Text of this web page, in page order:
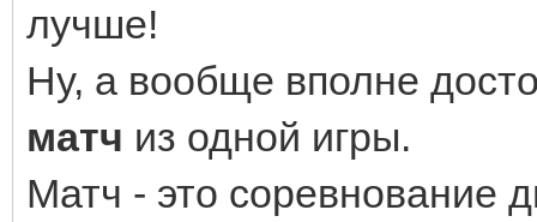
лучше!
Ну, а вообще вполне
матч из одной игры.
Матч - это соревнование